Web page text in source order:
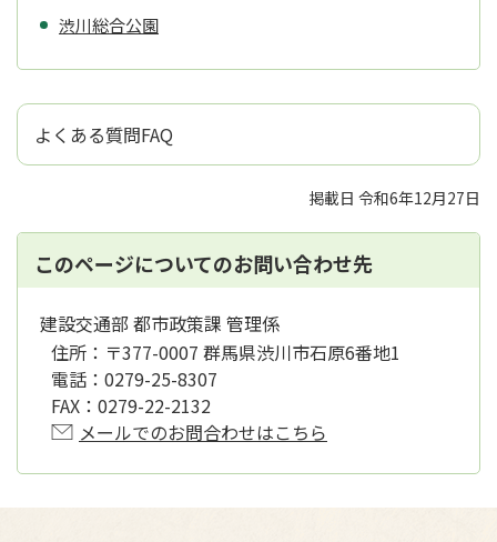
渋川総合公園
よくある質問FAQ
掲載日 令和6年12月27日
このページについてのお問い合わせ先
建設交通部 都市政策課 管理係
住所： 〒377-0007 群馬県渋川市石原6番地1
電話： 0279-25-8307
FAX： 0279-22-2132
メールでのお問合わせはこちら